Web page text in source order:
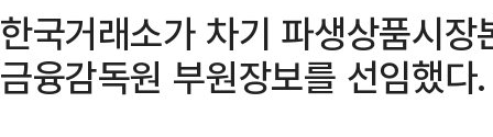
한국거래소가 차기 파생상품시
금융감독원 부원장보를 선임했다.